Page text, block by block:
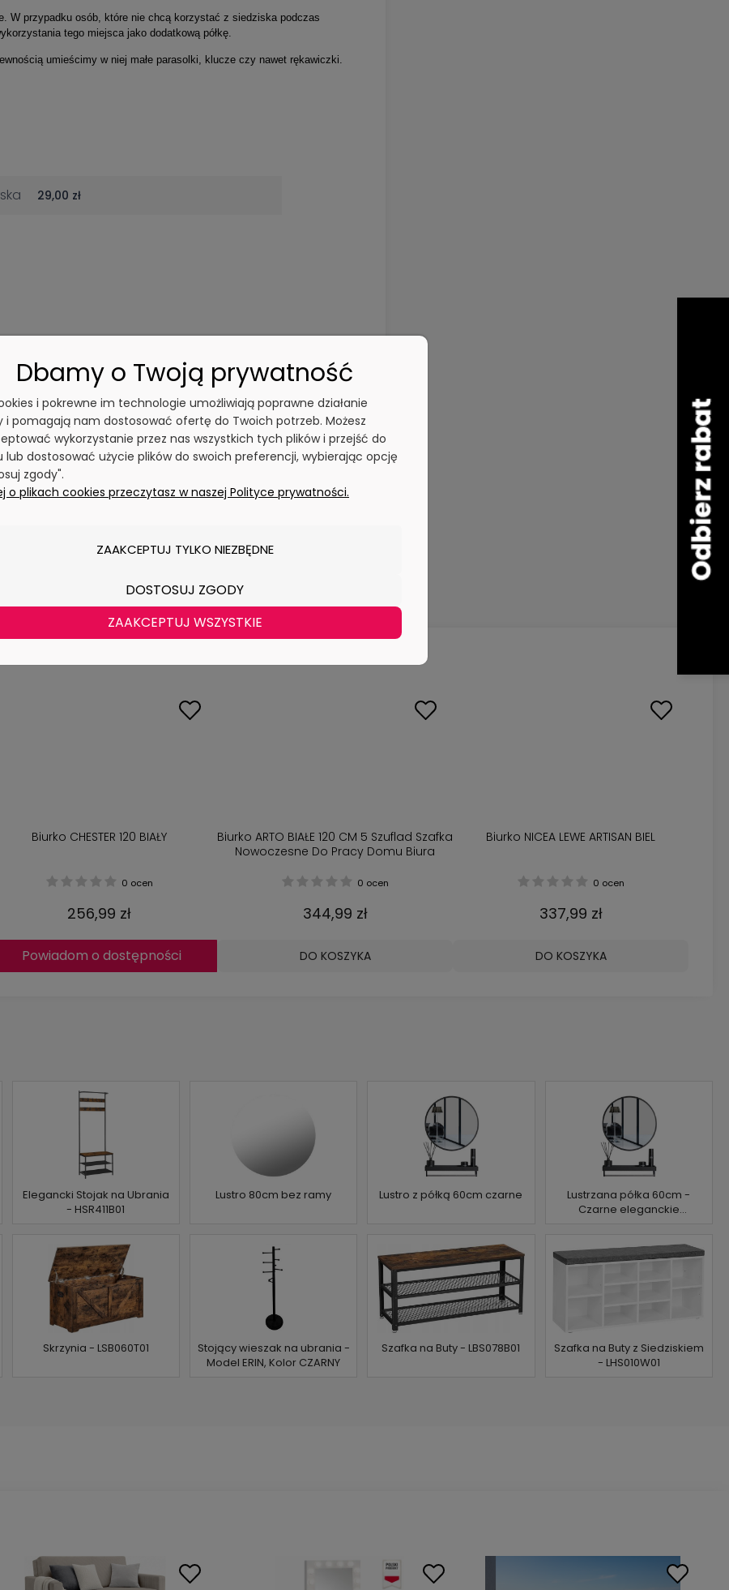
W przypadku osób, które nie chcą korzystać z siedziska podczas
tego miejsca jako dodatkową półkę.
umieścimy w niej małe parasolki, klucze czy nawet rękawiczki.
29,00 zł
Biurko CHESTER 120 BIAŁY
0 ocen
256,99 zł
Powiadom o dostępności
Biurko ARTO BIAŁE 120 CM 5 Szuflad Szafka
Nowoczesne Do Pracy Domu Biura
0 ocen
344,99 zł
DO KOSZYKA
Biurko NICEA LEWE ARTISAN BIEL
0 ocen
337,99 zł
DO KOSZYKA
Elegancki Stojak na Ubrania
- HSR411B01
Lustro 80cm bez ramy Lustro z półką 60cm czarne
Lustrzana półka 60cm -
Czarne eleganckie
Skrzynia - LSB060T01
Stojący wieszak na ubrania -
Model ERIN, Kolor CZARNY
Szafka na Buty - LBS078B01
Szafka na Buty z Siedziskiem
- LHS010W01
Dbamy o Twoją prywatność
i pokrewne im technologie umożliwiają poprawne działanie
i pomagają nam dostosować ofertę do Twoich potrzeb. Możesz
wykorzystanie przez nas wszystkich tych plików i przejść do
lub dostosować użycie plików do swoich preferencji, wybierając opcję
zgody".
o plikach cookies przeczytasz w naszej Polityce prywatności.
ZAAKCEPTUJ TYLKO NIEZBĘDNE
DOSTOSUJ ZGODY
ZAAKCEPTUJ WSZYSTKIE